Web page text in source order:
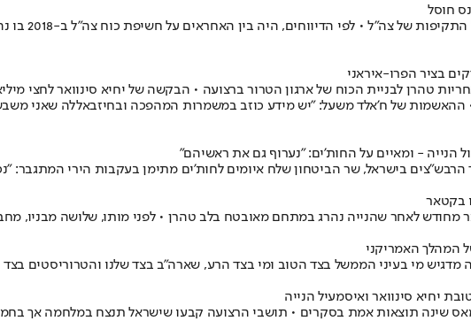
חוסל
דיווחים
בציר הפרו-איראני
טהרן לבניית הכוח של ארגון הטרור ברצועה • הבקשה של יחיא סינוואר לחצי
• ההאשמות של ח'אלד משעל: "יש מידע כוזב במשמרות המהפכה ובחיזבאללה שאני
הנייה - ומאיים על החות'ים: "נערוף גם את ראשיהם"
בישראל, שר הביטחון שלח איומים לחות'ים מתימן בעקבות הירי המתגבר:
בקטאר
מחודש לאחר שהנייה נהרג במתחם מאובטח בלב טהרן • לפני מותו, שלושה מבניו,
המהלך האמריקני
מדגיש מי בעיני הממשל בצד הטוב ומי בצד הרע, שארה"ב בצד שלנו והטרוריסטים
יחיא סינוואר ואיסמעיל הנייה
שינה תוצאות אמת בסקרים • תושבי הרצועה קבעו שישראל תנצח במלחמה אך